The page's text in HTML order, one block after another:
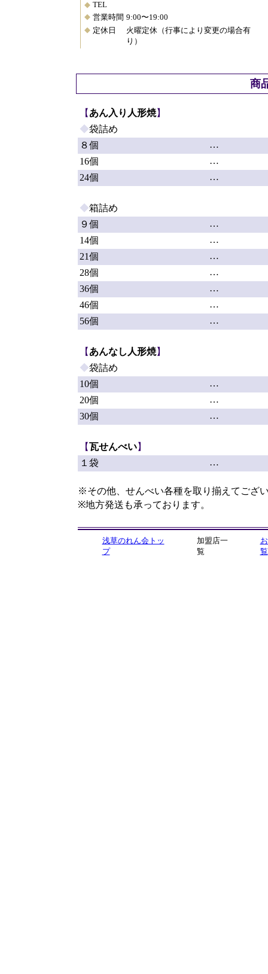
◆ TEL
◆ 営業時間 9:00〜19:00
◆ 定休日
火曜定休（行事により変更の場合有
り）
商
【 あん入り人形焼】
◆袋詰め
８個
…
16個
…
24個
…
◆箱詰め
９個
…
14個
…
21個
…
28個
…
36個
…
46個
…
56個
…
【 あんなし人形焼】
◆袋詰め
10個
…
20個
…
30個
…
【瓦せんべい】
１袋
…
※その他、せんべい各種を取り揃えてござ
※地方発送も承っております。
浅草のれん会トッ
プ
加盟店一
覧
覧